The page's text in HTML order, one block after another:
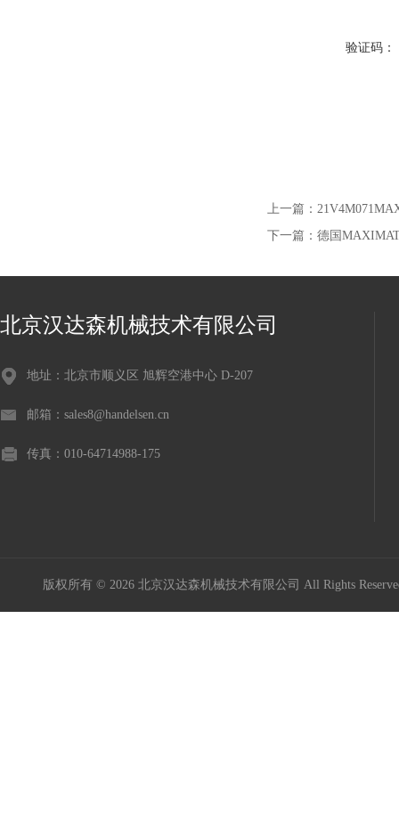
验证码：
上一篇：
下一篇： 德国
北京汉达森机械技术有限公司
地址：北京市顺义区 旭辉空港中心 D-207
邮箱：sales8@handelsen.cn
传真：010-64714988-175
版权所有 © 2026 北京汉达森机械技术有限公司 All Rights